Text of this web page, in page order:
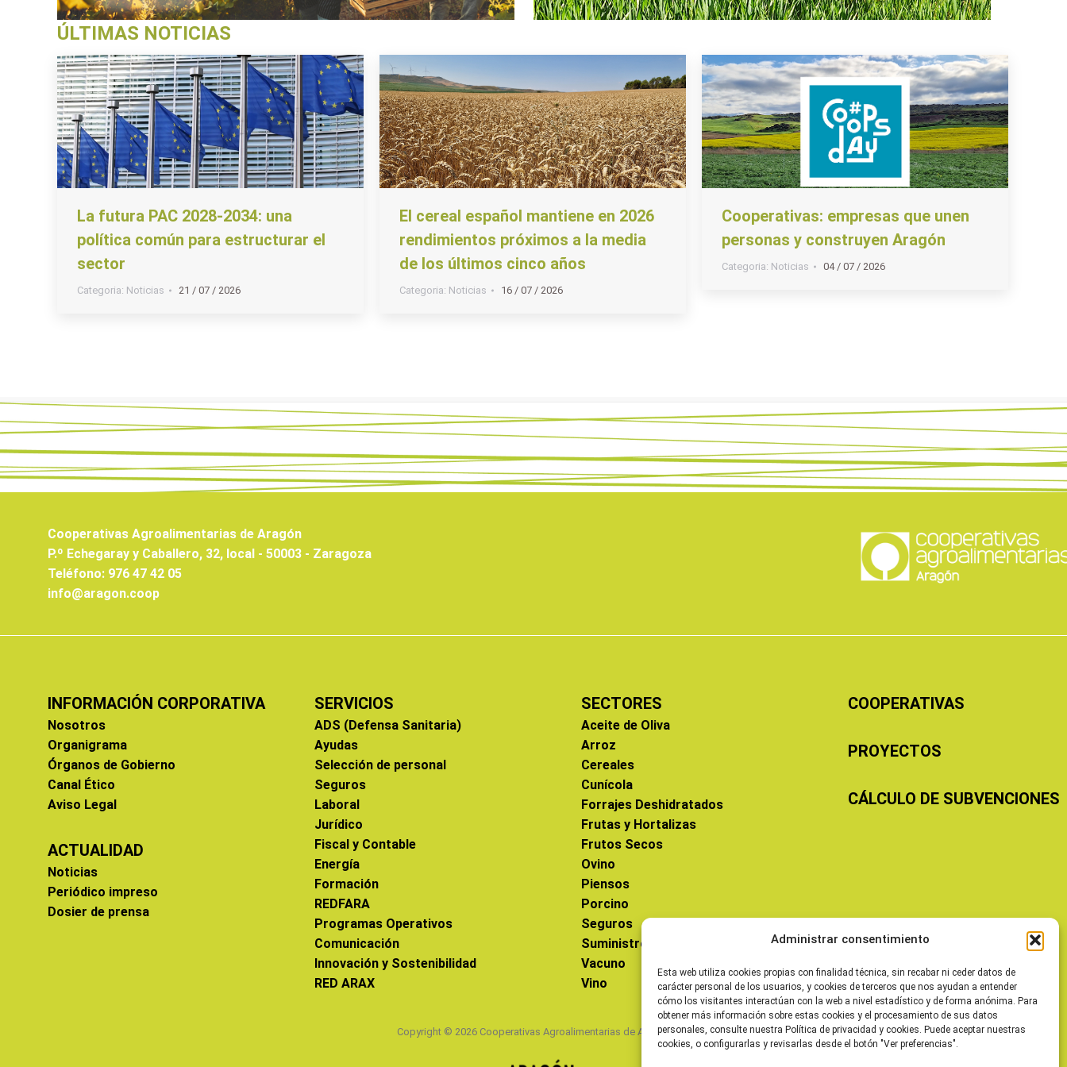
Administrar consentimiento
Esta web utiliza cookies propias con finalidad técnica, sin recabar ni ceder datos de
carácter personal de los usuarios, y cookies de terceros que nos ayudan a entender
cómo los visitantes interactúan con la web a nivel estadístico y de forma anónima. Para
obtener más información sobre estas cookies y el procesamiento de sus datos
personales, consulte nuestra Política de privacidad y cookies. Puede aceptar nuestras
cookies, o configurarlas y revisarlas desde el botón "Ver preferencias".
ÚLTIMAS NOTICIAS
La futura PAC 2028-2034: una
política común para estructurar el
sector
Categoria: Noticias 21 / 07 / 2026
El cereal español mantiene en 2026
rendimientos próximos a la media
de los últimos cinco años
Categoria: Noticias 16 / 07 / 2026
Cooperativas: empresas que unen
personas y construyen Aragón
Categoria: Noticias 04 / 07 / 2026
Cooperativas Agroalimentarias de Aragón
P.º Echegaray y Caballero, 32, local - 50003 - Zaragoza
Teléfono: 976 47 42 05
info@aragon.coop
INFORMACIÓN CORPORATIVA
Nosotros
Organigrama
Órganos de Gobierno
Canal Ético
Aviso Legal
ACTUALIDAD
Noticias
Periódico impreso
Dosier de prensa
SERVICIOS
ADS (Defensa Sanitaria)
Ayudas
Selección de personal
Seguros
Laboral
Jurídico
Fiscal y Contable
Energía
Formación
REDFARA
Programas Operativos
Comunicación
Innovación y Sostenibilidad
RED ARAX
SECTORES
Aceite de Oliva
Arroz
Cereales
Cunícola
Forrajes Deshidratados
Frutas y Hortalizas
Frutos Secos
Ovino
Piensos
Porcino
Seguros
Suministros
Vacuno
Vino
COOPERATIVAS
PROYECTOS
CÁLCULO DE SUBVENCIONES
Copyright © 2026 Cooperativas Agroalimentarias de Aragón